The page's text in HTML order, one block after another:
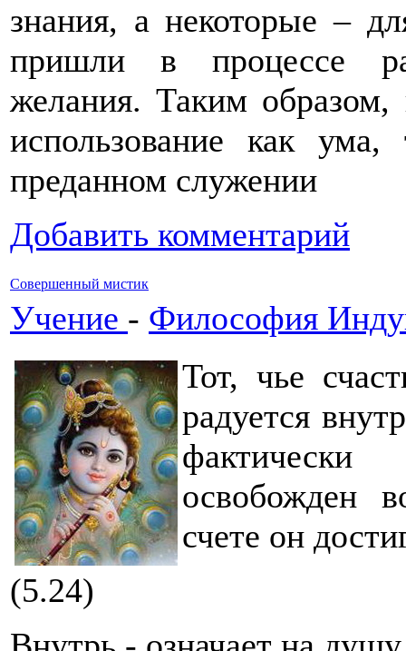
знания, а некоторые –
пришли в процессе
желания. Таким образом,
использование как
преданном служении
Добавить комментарий
Совершенный мистик
Учение - Философия
Тот, чье
радуется
освобожден
счете он
(5.24)